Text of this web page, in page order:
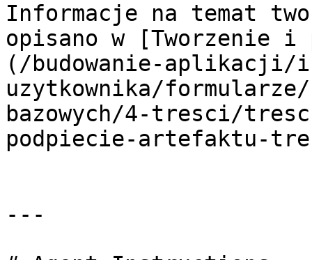
Informacje na temat
opisano w [Tworzenie
(/budowanie-
uzytkownika/
bazowych/4-tresci/
podpiecie-artefaktu-
---